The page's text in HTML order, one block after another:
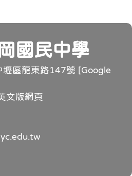
國民中學
區龍東路147號 [Google
文版網頁